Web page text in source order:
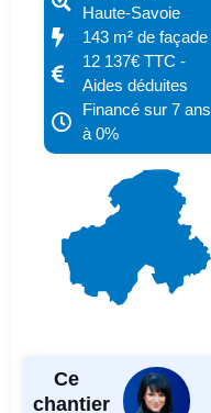
Haute-Savoie
143 m² de façade
12 137€ TTC -
Aides déduites
Financé sur 7 ans
à 0%
Ce
chantier